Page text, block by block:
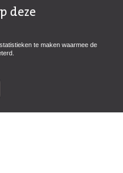
deze
te maken waarmee de